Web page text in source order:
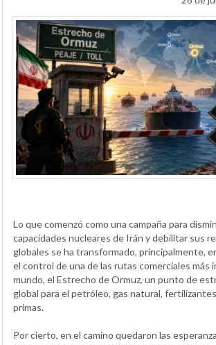
Lo que comenzó como una campaña para
capacidades nucleares de Irán y debilitar sus
globales se ha transformado, principalmente,
el control de una de las rutas comerciales más
mundo, el Estrecho de Ormuz, un punto de
global para el petróleo, gas natural,
primas.
Por cierto, en el camino quedaron las